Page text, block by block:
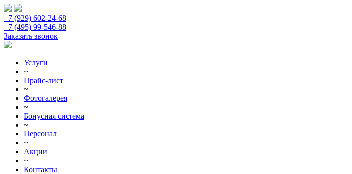
+7 (929) 602-24-68
+7 (495) 99-546-88
Заказать звонок
Услуги
~
Прайс-лист
~
Фотогалерея
~
Бонусная система
~
Персонал
~
Акции
~
Контакты